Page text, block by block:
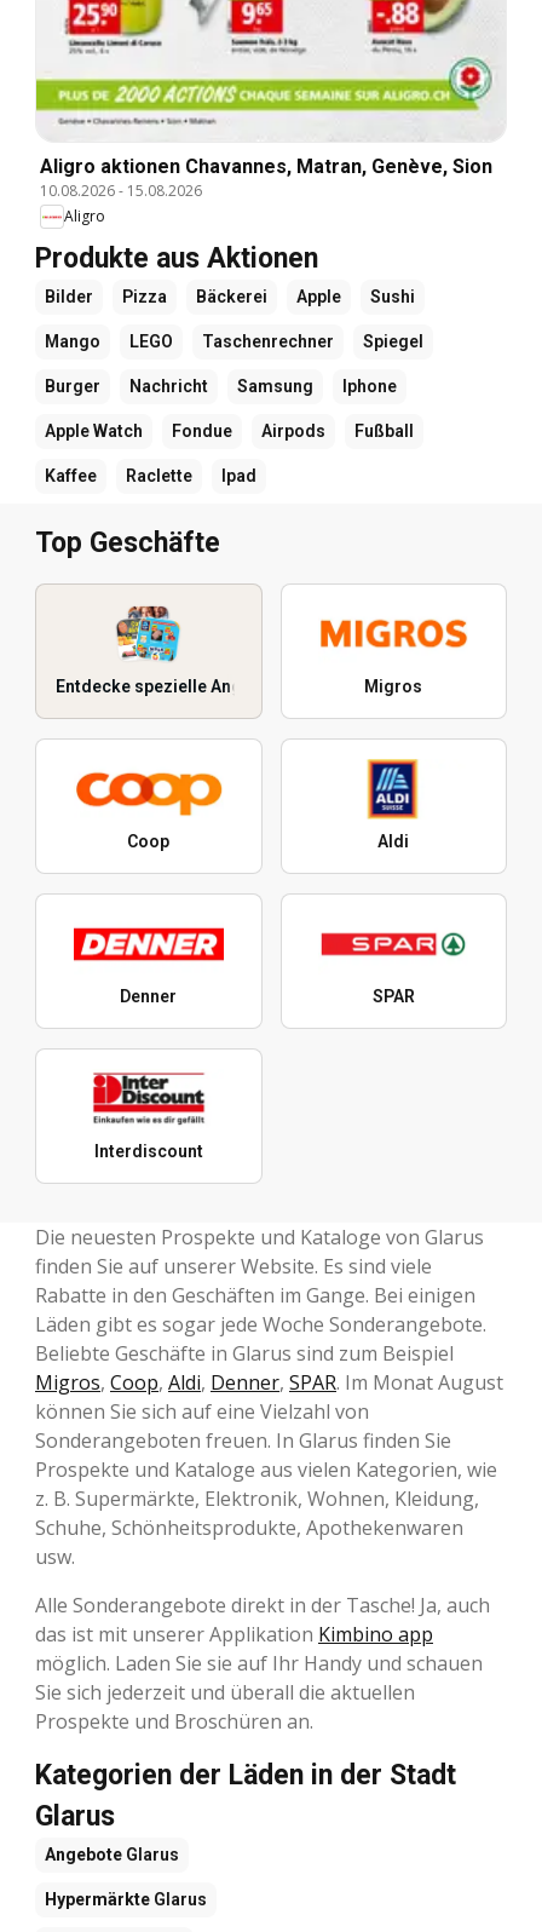
Aligro aktionen Chavannes, Matran, Genève, Sion
10.08.2026- 15.08.2026
Aligro
Produkte aus Aktionen
Bilder Pizza Bäckerei Apple Sushi
Mango LEGO Taschenrechner Spiegel
Burger Nachricht Samsung Iphone
Apple Watch Fondue Airpods Fußball
Kaffee Raclette Ipad
Top Geschäfte
Entdecke spezielle Angebote Migros
Coop Aldi
Denner SPAR
Interdiscount
Die neuesten Prospekte und Kataloge von Glarus
finden Sie auf unserer Website. Es sind viele
Rabatte in den Geschäften im Gange. Bei einigen
Läden gibt es sogar jede Woche Sonderangebote.
Beliebte Geschäfte in Glarus sind zum Beispiel
Migros, Coop, Aldi, Denner, SPAR. Im Monat August
können Sie sich auf eine Vielzahl von
Sonderangeboten freuen. In Glarus finden Sie
Prospekte und Kataloge aus vielen Kategorien, wie
z. B. Supermärkte, Elektronik, Wohnen, Kleidung,
Schuhe, Schönheitsprodukte, Apothekenwaren
usw.
Alle Sonderangebote direkt in der Tasche! Ja, auch
das ist mit unserer Applikation Kimbino app
möglich. Laden Sie sie auf Ihr Handy und schauen
Sie sich jederzeit und überall die aktuellen
Prospekte und Broschüren an.
Kategorien der Läden in der Stadt
Glarus
Angebote Glarus
Hypermärkte Glarus